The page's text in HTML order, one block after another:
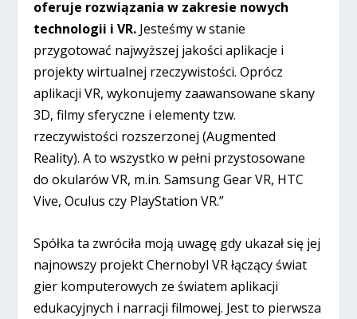
oferuje rozwiązania w zakresie nowych
technologii i VR. Jesteśmy w stanie
przygotować najwyższej jakości aplikacje i
projekty wirtualnej rzeczywistości. Oprócz
aplikacji VR, wykonujemy zaawansowane skany
3D, filmy sferyczne i elementy tzw.
rzeczywistości rozszerzonej (Augmented
Reality). A to wszystko w pełni przystosowane
do okularów VR, m.in. Samsung Gear VR, HTC
Vive, Oculus czy PlayStation VR.”
Spółka ta zwróciła moją uwagę gdy ukazał się jej
najnowszy projekt Chernobyl VR łączący świat
gier komputerowych ze światem aplikacji
edukacyjnych i narracji filmowej. Jest to pierwsza